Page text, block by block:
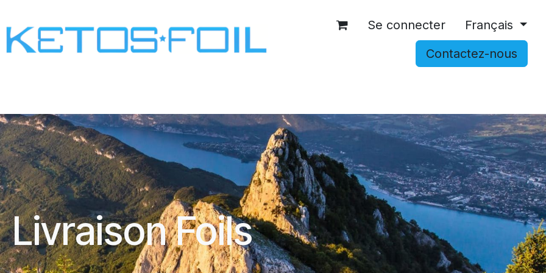
Se connecter
Français
Contactez-nous
Livraison Foils